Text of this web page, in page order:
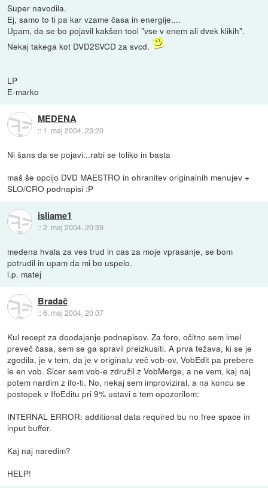
Super navodila.
Ej, samo to ti pa kar vzame časa in energije....
Upam, da se bo pojavil kakšen tool "vse v enem ali dvek klikih".
Nekaj takega kot DVD2SVCD za svcd.
LP
E-marko
MEDENA
:: 1. maj 2004, 23:20
Ni šans da se pojavi...rabi se toliko in basta
maš še opcijo DVD MAESTRO in ohranitev originalnih menujev +
SLO/CRO podnapisi :P
isliame1
::2. maj 2004, 20:39
medena hvala za ves trud in cas za moje vprasanje, se bom
potrudil in upam da mi bo uspelo.
l.p. matej
Bradač
::6. maj 2004, 20:07
Kul recept za doodajanje podnapisov. Za foro, očitno sem imel
preveč časa, sem se ga spravil preizkusiti. A prva težava, ki se je
zgodila, je v tem, da je v originalu več vob-ov, VobEdit pa prebere
le en vob. Sicer sem vob-e združil z VobMerge, a ne vem, kaj naj
potem nardim z ifo-ti. No, nekaj sem improviziral, a na koncu se
postopek v IfoEditu pri 9% ustavi s tem opozorilom:
INTERNAL ERROR: additional data required bu no free space in
input buffer.
Kaj naj naredim?
HELP!